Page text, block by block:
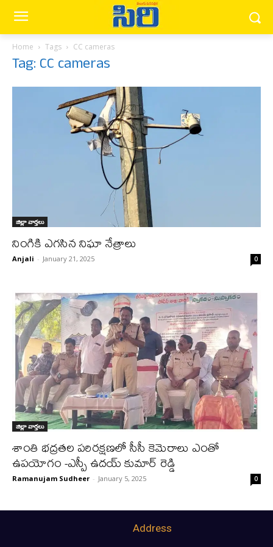
Home Tags CC cameras
Tag: CC cameras
జిల్లా వార్త‌లు
నింగికి ఎగసిన నిఘా నేత్రాలు
Anjali - January 21, 2025 0
జిల్లా వార్త‌లు
శాంతి భద్రతల పరిరక్షణలో సీసీ కెమెరాలు ఎంతో
ఉపయోగం -ఎస్పీ ఉదయ్ కుమార్ రెడ్డి
Ramanujam Sudheer - January 5, 2025 0
Address